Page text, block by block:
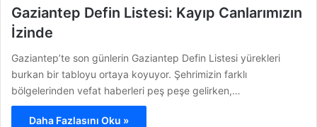
Gaziantep Defin Listesi: Kayıp Canlarımızın
İzinde
Gaziantep’te son günlerin Gaziantep Defin Listesi yürekleri
burkan bir tabloyu ortaya koyuyor. Şehrimizin farklı
bölgelerinden vefat haberleri peş peşe gelirken,…
Daha Fazlasını Oku »